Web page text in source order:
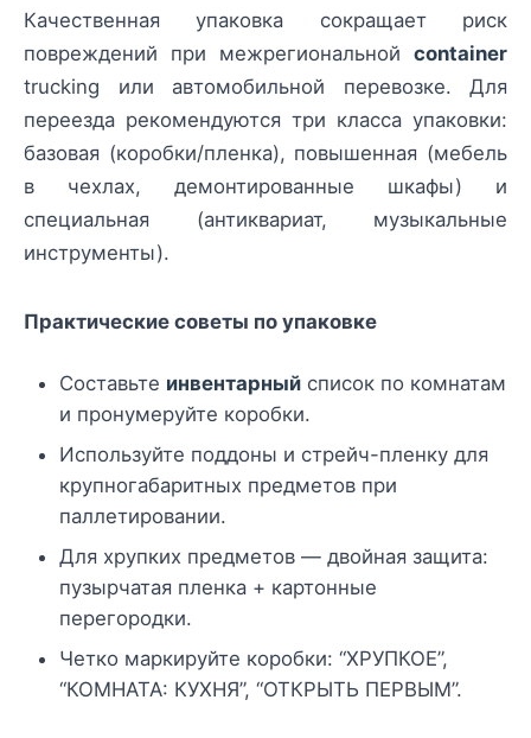
Качественная упаковка сокращает риск
повреждений при межрегиональной container
trucking или автомобильной перевозке. Для
переезда рекомендуются три класса упаковки:
базовая (коробки/пленка), повышенная (мебель
в чехлах, демонтированные шкафы) и
специальная (антиквариат, музыкальные
инструменты).
Практические советы по упаковке
Составьте инвентарный список по комнатам
и пронумеруйте коробки.
Используйте поддоны и стрейч-пленку для
крупногабаритных предметов при
паллетировании.
Для хрупких предметов — двойная защита:
пузырчатая пленка + картонные
перегородки.
Четко маркируйте коробки: “ХРУПКОЕ”,
“КОМНАТА: КУХНЯ”, “ОТКРЫТЬ ПЕРВЫМ”.